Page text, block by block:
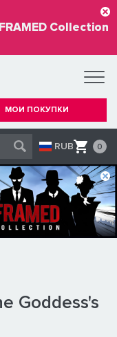
FRAMED Collection
МОИ ПОКУПКИ
RUB 0
Goddess's